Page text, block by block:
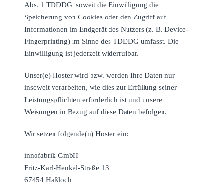
Abs. 1 TDDDG, soweit die Einwilligung die
Speicherung von Cookies oder den Zugriff auf
Informationen im Endgerät des Nutzers (z. B. Device-
Fingerprinting) im Sinne des TDDDG umfasst. Die
Einwilligung ist jederzeit widerrufbar.
Unser(e) Hoster wird bzw. werden Ihre Daten nur
insoweit verarbeiten, wie dies zur Erfüllung seiner
Leistungspflichten erforderlich ist und unsere
Weisungen in Bezug auf diese Daten befolgen.
Wir setzen folgende(n) Hoster ein:
innofabrik GmbH
Fritz-Karl-Henkel-Straße 13
67454 Haßloch